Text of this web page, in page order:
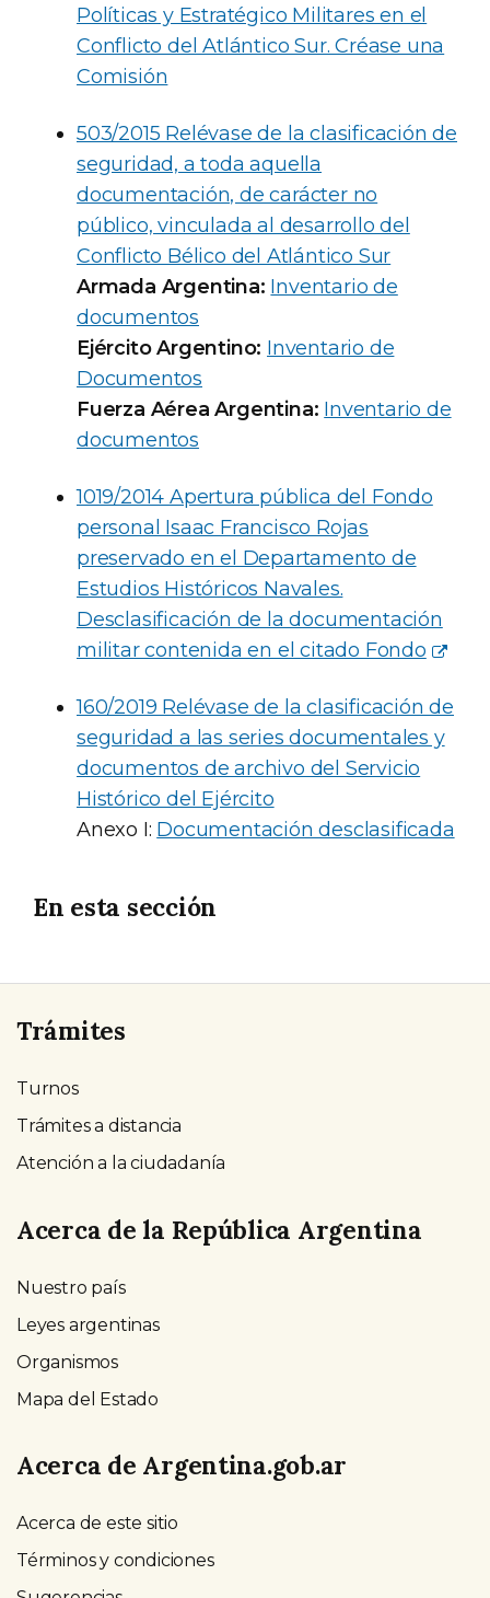
Políticas y Estratégico Militares en el
Conflicto del Atlántico Sur. Créase una
Comisión
503/2015 Relévase de la clasificación de
seguridad, a toda aquella
documentación, de carácter no
público, vinculada al desarrollo del
Conflicto Bélico del Atlántico Sur
Armada Argentina: Inventario de
documentos
Ejército Argentino: Inventario de
Documentos
Fuerza Aérea Argentina: Inventario de
documentos
1019/2014 Apertura pública del Fondo
personal Isaac Francisco Rojas
preservado en el Departamento de
Estudios Históricos Navales.
Desclasificación de la documentación
militar contenida en el citado Fondo
160/2019 Relévase de la clasificación de
seguridad a las series documentales y
documentos de archivo del Servicio
Histórico del Ejército
Anexo I: Documentación desclasificada
En esta sección
Trámites
Turnos
Trámites a distancia
Atención a la ciudadanía
Acerca de la República Argentina
Nuestro país
Leyes argentinas
Organismos
Mapa del Estado
Acerca de Argentina.gob.ar
Acerca de este sitio
Términos y condiciones